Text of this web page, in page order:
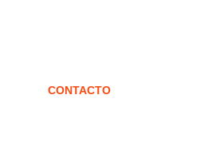
CONTACTO